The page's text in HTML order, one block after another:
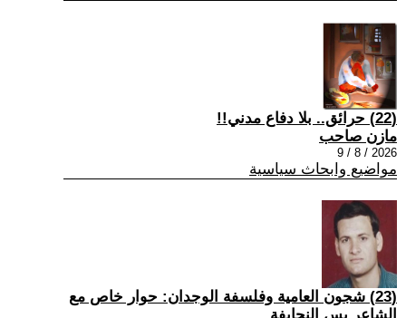
(22) حرائق.. بلا دفاع مدني!!
مازن صاحب
2026 / 8 / 9
مواضيع وابحاث سياسية
(23) شجون العامية وفلسفة الوجدان: حوار خاص مع